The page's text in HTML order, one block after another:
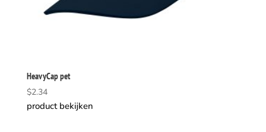
HeavyCap pet
$2.34
product bekijken